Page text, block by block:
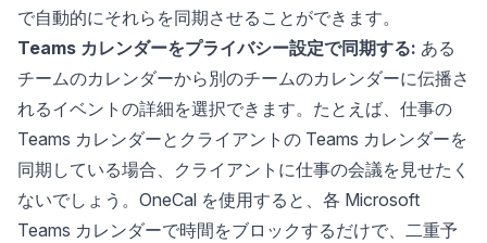
で自動的にそれらを同期させることができます。
Teams カレンダーをプライバシー設定で同期する: ある
チームのカレンダーから別のチームのカレンダーに伝播さ
れるイベントの詳細を選択できます。たとえば、仕事の
Teams カレンダーとクライアントの Teams カレンダーを
同期している場合、クライアントに仕事の会議を見せたく
ないでしょう。OneCal を使用すると、各 Microsoft
Teams カレンダーで時間をブロックするだけで、二重予